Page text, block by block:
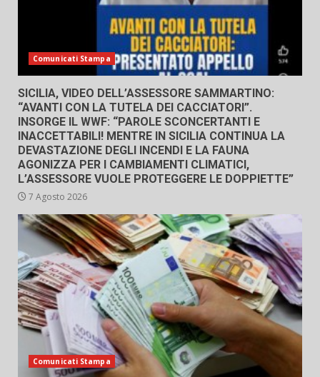
Comunicati Stampa
SICILIA, VIDEO DELL’ASSESSORE SAMMARTINO:
“AVANTI CON LA TUTELA DEI CACCIATORI”.
INSORGE IL WWF: “PAROLE SCONCERTANTI E
INACCETTABILI! MENTRE IN SICILIA CONTINUA LA
DEVASTAZIONE DEGLI INCENDI E LA FAUNA
AGONIZZA PER I CAMBIAMENTI CLIMATICI,
L’ASSESSORE VUOLE PROTEGGERE LE DOPPIETTE”
7 Agosto 2026
Comunicati Stampa